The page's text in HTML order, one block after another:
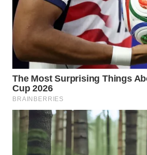
DAIRI
WN
DANAU
TOBA
WN
NIAS
WN
LANGKAT